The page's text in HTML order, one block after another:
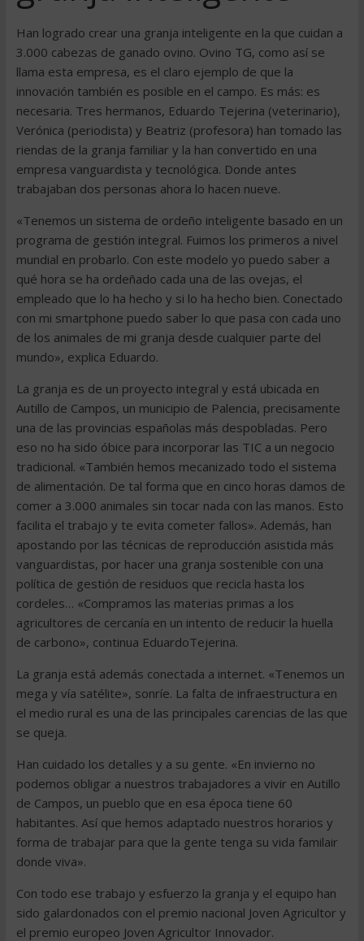
Han logrado crear una granja inteligente en la que cuidan a
3.000 cabezas de ganado ovino. Ovino TG, como así se
llama esta empresa, es el claro ejemplo de que la
innovación también es posible en el campo. Es más: es
necesaria. Tres hermanos, Eduardo Tejerina (veterinario),
Verónica (periodista) y Beatriz (profesora) han tomado las
riendas de la granja familiar y la han convertido en una
empresa vanguardista y tecnológica. Donde antes
trabajaban dos personas ahora lo hacen nueve.
«Tenemos un sistema de ordeño inteligente basado en un
programa de gestión integral. Fuimos los primeros a nivel
mundial en probarlo. Con este modelo yo puedo saber a
qué hora se ha ordeñado cada una de las ovejas, el
empleado que lo ha hecho y si lo ha hecho bien. Conectado
con mi smartphone puedo saber lo que pasa con cada uno
de los animales de mi granja desde cualquier parte del
mundo», explica Eduardo.
La granja es de un proyecto integral y está ubicada en
Autillo de Campos, un municipio de Palencia, precisamente
una de las provincias españolas más despobladas. Pero
eso no ha sido óbice para incorporar las TIC a un negocio
tradicional. «También hemos mecanizado todo el sistema
de alimentación. De tal forma que en cinco horas damos de
comer a 3.000 animales sin tocar nada con las manos. Esto
facilita el trabajo y te evita cometer fallos». Además, han
apostando por las técnicas de reproducción asistida más
vanguardistas, por hacer una granja sostenible con una
política de gestión de residuos que recicla hasta los
cordeles… «Compramos las materias primas a los
agricultores de cercanía en un intento de reducir la huella
de carbono», continua EduardoTejerina.
La granja está además conectada a internet. «Tenemos un
mega y vía satélite», sonríe. La falta de infraestructura en
el medio rural es una de las principales carencias de las que
se queja.
Han cuidado los detalles y a su gente. «En invierno no
podemos obligar a nuestros trabajadores a vivir en Autillo
de Campos, un pueblo que en esa época tiene 60
habitantes. Así que hemos adaptado nuestros horarios y
forma de trabajar para que la gente tenga su vida familair
donde viva».
Con todo ese trabajo y esfuerzo la granja y el equipo han
sido galardonados con el premio nacional Joven Agricultor y
el premio europeo Joven Agricultor Innovador.